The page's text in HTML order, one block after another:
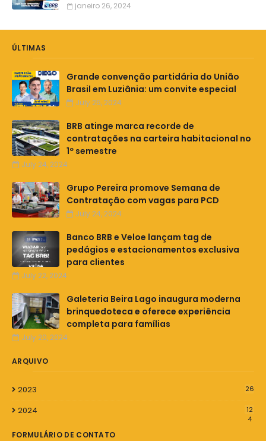
janeiro 26, 2024
ÚLTIMAS
Grande convenção partidária do União
Brasil em Luziânia: um convite especial
July 25, 2024
BRB atinge marca recorde de
contratações na carteira habitacional no
1º semestre
July 24, 2024
Grupo Pereira promove Semana de
Contratação com vagas para PCD
July 24, 2024
Banco BRB e Veloe lançam tag de
pedágios e estacionamentos exclusiva
para clientes
July 22, 2024
Galeteria Beira Lago inaugura moderna
brinquedoteca e oferece experiência
completa para famílias
July 20, 2024
ARQUIVO
2023 26
2024
12
4
FORMULÁRIO DE CONTATO